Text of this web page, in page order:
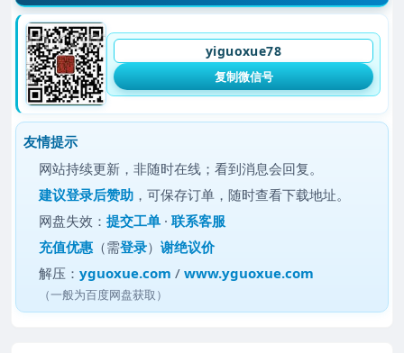
yiguoxue78
复制微信号
友情提示
网站持续更新，非随时在线；看到消息会回复。
建议登录后赞助 ，可保存订单，随时查看下载地址。
网盘失效：提交工单 ·联系客服
充值优惠 （需登录）谢绝议价
解压：yguoxue.com /www.yguoxue.com
（一般为百度网盘获取）